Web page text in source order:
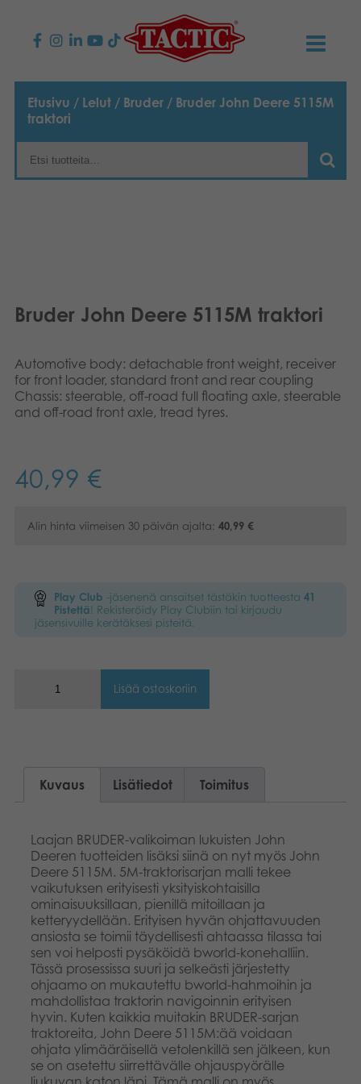
KAUPPA
Lasten pelit
Kirjat
Arkistoidut tuotteet
TACTIC
OSTOSKORI
Suomi
Etusivu / Lelut / Bruder / Bruder John Deere 5115M
traktori
Bruder John Deere 5115M traktori
Automotive body: detachable front weight, receiver
for front loader, standard front and rear coupling
Chassis: steerable, off-road full floating axle, steerable
and off-road front axle, tread tyres.
40,99 €
Alin hinta viimeisen 30 päivän ajalta: 40,99 €
Play Club -jäsenenä ansaitset tästäkin tuotteesta 41
Pistettä! Rekisteröidy Play Clubiin tai kirjaudu
jäsensivuille kerätäksesi pisteitä.
Lisää ostoskoriin
Kuvaus Lisätiedot Toimitus
Laajan BRUDER-valikoiman lukuisten John
Deeren tuotteiden lisäksi siinä on nyt myös John
Deere 5115M. 5M-traktorisarjan malli tekee
vaikutuksen erityisesti yksityiskohtaisilla
ominaisuuksillaan, pienillä mitoillaan ja
ketteryydellään. Erityisen hyvän ohjattavuuden
ansiosta se toimii täydellisesti ahtaassa tilassa tai
sen voi helposti pysäköidä bworld-konehalliin.
Tässä prosessissa suuri ja selkeästi järjestetty
ohjaamo on mukautettu bworld-hahmoihin ja
mahdollistaa traktorin navigoinnin erityisen
hyvin. Kuten kaikkia muitakin BRUDER-sarjan
traktoreita, John Deere 5115M:ää voidaan
ohjata ylimääräisellä vetolenkillä sen jälkeen, kun
se on asetettu siirrettävälle ohjauspyörälle